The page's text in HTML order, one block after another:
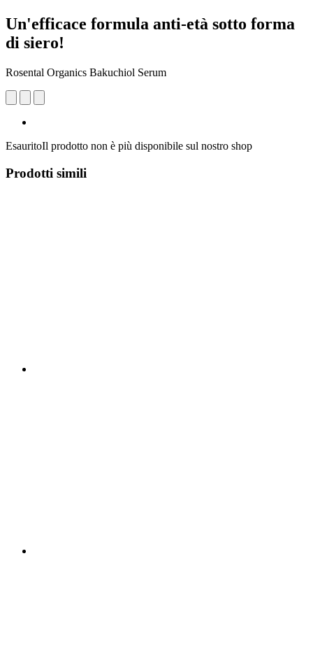
Un'efficace formula anti-età sotto forma
di siero!
Rosental Organics Bakuchiol Serum
EsauritoIl prodotto non è più disponibile sul nostro shop
Prodotti simili